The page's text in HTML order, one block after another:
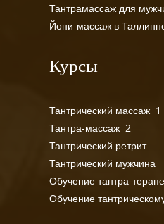
Тантрамассаж для
Йони-массаж в
Курсы
Тантрический массаж 1
Тантра-массаж 2
Тантрический ретрит
Тантрический мужчина
Обучение тантра-
Обучение